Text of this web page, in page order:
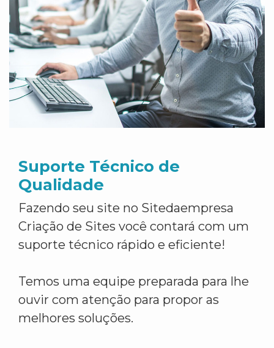
Suporte Técnico de
Qualidade
Fazendo seu site no Sitedaempresa
Criação de Sites você contará com um
suporte técnico rápido e eficiente!
Temos uma equipe preparada para lhe
ouvir com atenção para propor as
melhores soluções.